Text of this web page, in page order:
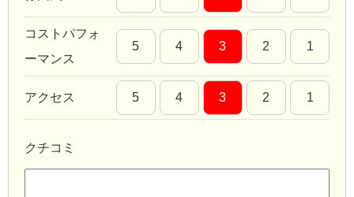
コストパフォ
ーマンス
5 4 3 2 1
アクセス 5 4 3 2 1
クチコミ